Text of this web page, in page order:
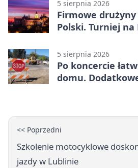
5 sierpnia 2026
Firmowe
Polski. Turniej na
5 sierpnia 2026
Po koncercie
domu.
<< Poprzedni
Szkolenie motocyklowe
jazdy w Lublinie